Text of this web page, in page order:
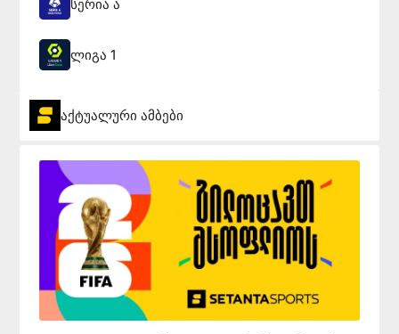
სერია ა
ლიგა 1
აქტუალური ამბები